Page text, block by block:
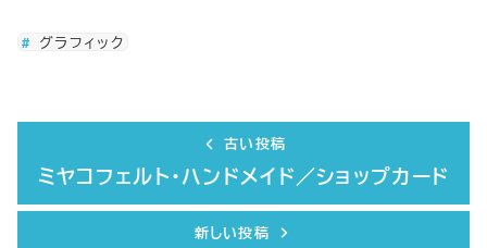
グラフィック
古い投稿
ミヤコフェルト・ハンドメイド／ショップカード
新しい投稿